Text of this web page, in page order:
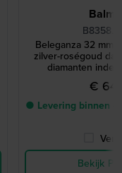
Beleganza 32 mm
zilver-roségoud
diamanten
€
● Levering binnen
Bekijk